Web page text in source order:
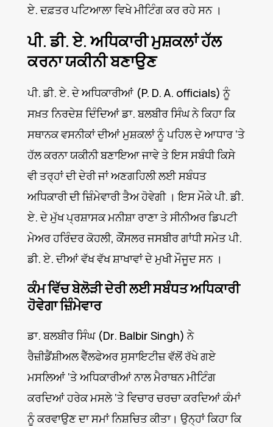
ਏ. ਦਫ਼ਤਰ ਪਟਿਆਲਾ ਵਿਖੇ ਮੀਟਿੰਗ ਕਰ ਰਹੇ ਸਨ ।
ਪੀ. ਡੀ. ਏ. ਅਧਿਕਾਰੀ ਮੁਸ਼ਕਲਾਂ ਹੱਲ
ਕਰਨਾ ਯਕੀਨੀ ਬਣਾਉਣ
ਪੀ. ਡੀ. ਏ. ਦੇ ਅਧਿਕਾਰੀਆਂ (P. D. A. officials) ਨੂੰ
ਸਖ਼ਤ ਨਿਰਦੇਸ਼ ਦਿੰਦਿਆਂ ਡਾ. ਬਲਬੀਰ ਸਿੰਘ ਨੇ ਕਿਹਾ ਕਿ
ਸਥਾਨਕ ਵਸਨੀਕਾਂ ਦੀਆਂ ਮੁਸ਼ਕਲਾਂ ਨੂੰ ਪਹਿਲ ਦੇ ਆਧਾਰ ‘ਤੇ
ਹੱਲ ਕਰਨਾ ਯਕੀਨੀ ਬਣਾਇਆ ਜਾਵੇ ਤੇ ਇਸ ਸਬੰਧੀ ਕਿਸੇ
ਵੀ ਤਰ੍ਹਾਂ ਦੀ ਦੇਰੀ ਜਾਂ ਅਣਗਹਿਲੀ ਲਈ ਸਬੰਧਤ
ਅਧਿਕਾਰੀ ਦੀ ਜ਼ਿੰਮੇਵਾਰੀ ਤੈਅ ਹੋਵੇਗੀ । ਇਸ ਮੌਕੇ ਪੀ. ਡੀ.
ਏ. ਦੇ ਮੁੱਖ ਪ੍ਰਸ਼ਾਸਕ ਮਨੀਸ਼ਾ ਰਾਣਾ ਤੇ ਸੀਨੀਅਰ ਡਿਪਟੀ
ਮੇਅਰ ਹਰਿੰਦਰ ਕੋਹਲੀ, ਕੌਂਸਲਰ ਜਸਬੀਰ ਗਾਂਧੀ ਸਮੇਤ ਪੀ.
ਡੀ. ਏ. ਦੀਆਂ ਵੱਖ ਵੱਖ ਸ਼ਾਖਾਵਾਂ ਦੇ ਮੁਖੀ ਮੌਜੂਦ ਸਨ ।
ਕੰਮ ਵਿੱਚ ਬੇਲੋੜੀ ਦੇਰੀ ਲਈ ਸਬੰਧਤ ਅਧਿਕਾਰੀ
ਹੋਵੇਗਾ ਜ਼ਿੰਮੇਵਾਰ
ਡਾ. ਬਲਬੀਰ ਸਿੰਘ (Dr. Balbir Singh) ਨੇ
ਰੈਜ਼ੀਡੈਂਸ਼ੀਅਲ ਵੈੱਲਫੇਅਰ ਸੁਸਾਇਟੀਜ਼ ਵੱਲੋਂ ਰੱਖੇ ਗਏ
ਮਸਲਿਆਂ ‘ਤੇ ਅਧਿਕਾਰੀਆਂ ਨਾਲ ਮੈਰਾਥਨ ਮੀਟਿੰਗ
ਕਰਦਿਆਂ ਹਰੇਕ ਮਸਲੇ ‘ਤੇ ਵਿਚਾਰ ਚਰਚਾ ਕਰਦਿਆਂ ਕੰਮਾਂ
ਨੂੰ ਕਰਵਾਉਣ ਦਾ ਸਮਾਂ ਨਿਸ਼ਚਿਤ ਕੀਤਾ। ਉਨ੍ਹਾਂ ਕਿਹਾ ਕਿ